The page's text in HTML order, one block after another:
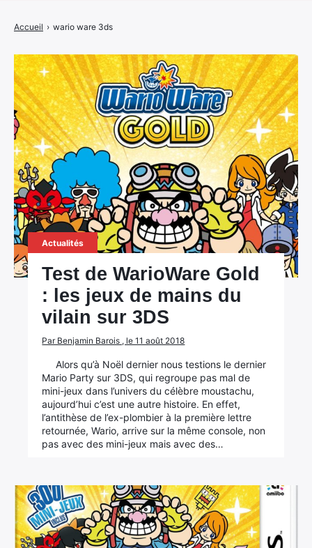
Accueil › wario ware 3ds
Actualités
Test de WarioWare Gold
: les jeux de mains du
vilain sur 3DS
Par Benjamin Barois , le 11 août 2018
Alors qu’à Noël dernier nous testions le dernier
Mario Party sur 3DS, qui regroupe pas mal de
mini-jeux dans l’univers du célèbre moustachu,
aujourd’hui c’est une autre histoire. En effet,
l’antithèse de l’ex-plombier à la première lettre
retournée, Wario, arrive sur la même console, non
pas avec des mini-jeux mais avec des…